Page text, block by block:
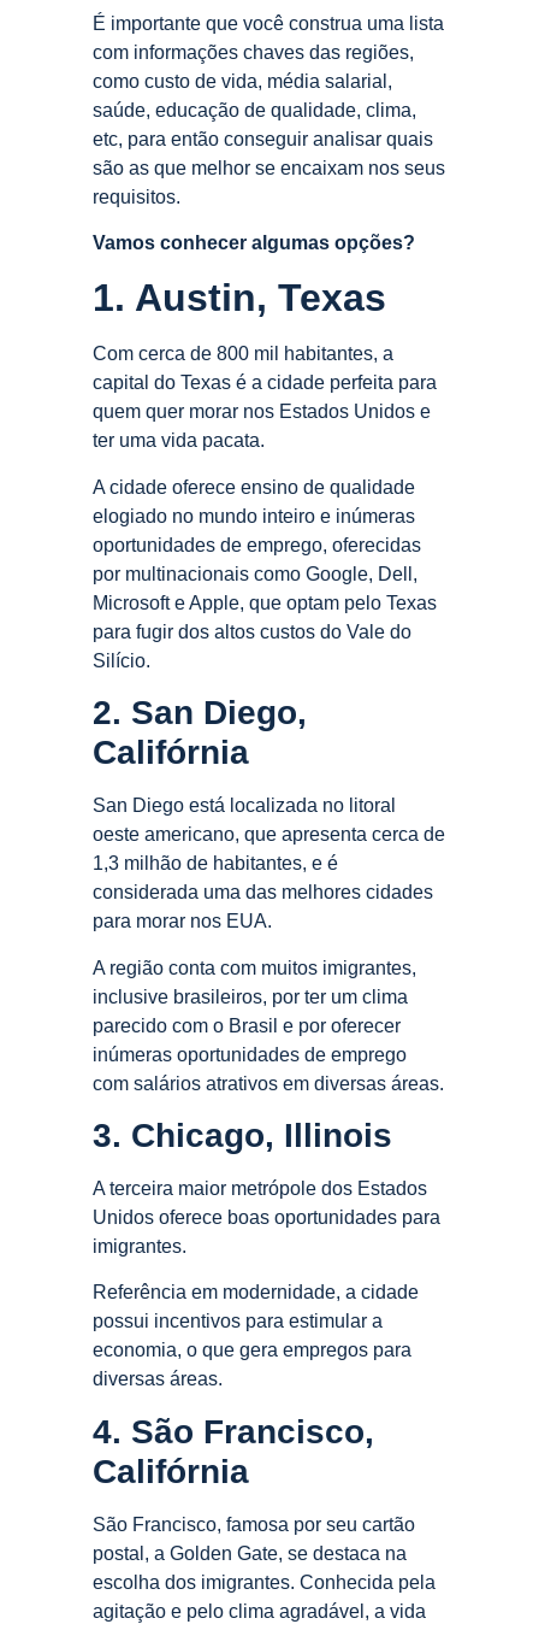
É importante que você construa uma lista
com informações chaves das regiões,
como custo de vida, média salarial,
saúde, educação de qualidade, clima,
etc, para então conseguir analisar quais
são as que melhor se encaixam nos seus
requisitos.
Vamos conhecer algumas opções?
1. Austin, Texas
Com cerca de 800 mil habitantes, a
capital do Texas é a cidade perfeita para
quem quer morar nos Estados Unidos e
ter uma vida pacata.
A cidade oferece ensino de qualidade
elogiado no mundo inteiro e inúmeras
oportunidades de emprego, oferecidas
por multinacionais como Google, Dell,
Microsoft e Apple, que optam pelo Texas
para fugir dos altos custos do Vale do
Silício.
2. San Diego,
Califórnia
San Diego está localizada no litoral
oeste americano, que apresenta cerca de
1,3 milhão de habitantes, e é
considerada uma das melhores cidades
para morar nos EUA.
A região conta com muitos imigrantes,
inclusive brasileiros, por ter um clima
parecido com o Brasil e por oferecer
inúmeras oportunidades de emprego
com salários atrativos em diversas áreas.
3. Chicago, Illinois
A terceira maior metrópole dos Estados
Unidos oferece boas oportunidades para
imigrantes.
Referência em modernidade, a cidade
possui incentivos para estimular a
economia, o que gera empregos para
diversas áreas.
4. São Francisco,
Califórnia
São Francisco, famosa por seu cartão
postal, a Golden Gate, se destaca na
escolha dos imigrantes. Conhecida pela
agitação e pelo clima agradável, a vida